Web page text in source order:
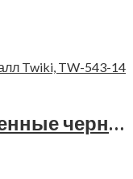
Ботинки детские утепленные черный кристалл Twiki, TW-543